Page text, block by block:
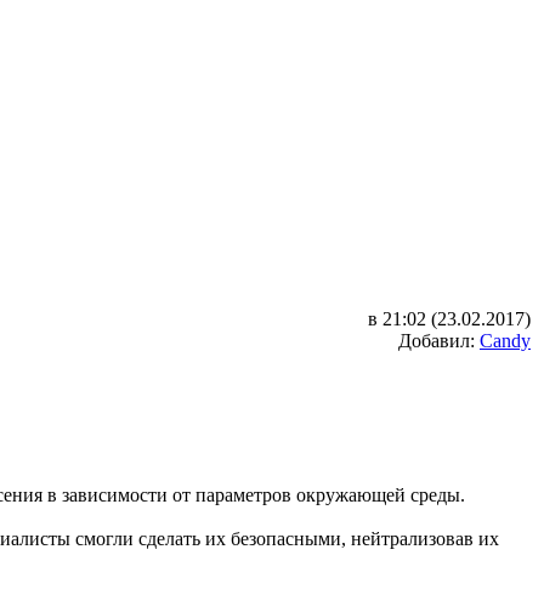
в 21:02 (23.02.2017)
Добавил: Candy
в зависимости от параметров окружающей среды.
смогли сделать их безопасными, нейтрализовав их